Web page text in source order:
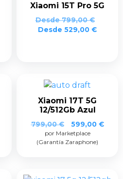
Xiaomi 15T Pro 5G
Desde799,00€
Desde 529,00 €
Xiaomi 17T 5G
12/512Gb Azul
799,00€
El
precio
original
599,00 €El
por Marketplace
(Garantía Zaraphone)